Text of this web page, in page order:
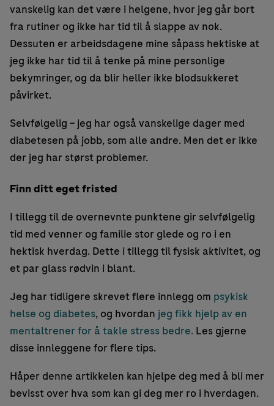
vanskelig kan det være i helgene, hvor jeg går bort
fra rutiner og ikke har tid til å slappe av nok.
Dessuten er arbeidsdagene mine såpass hektiske at
jeg ikke har tid til å tenke på mine personlige
bekymringer, og da blir heller ikke blodsukkeret
påvirket.
Selvfølgelig – jeg har også vanskelige dager med
diabetesen på jobb, som alle andre. Men det er ikke
der jeg har størst problemer.
Finn ditt eget fristed
I tillegg til de overnevnte punktene gir selvfølgelig
tid med venner og familie stor glede og ro i en
hektisk hverdag. Dette i tillegg til fysisk aktivitet, og
et par glass rødvin i blant.
Jeg har tidligere skrevet flere innlegg om psykisk
helse og diabetes, og hvordan jeg fikk hjelp av en
mentaltrener for å takle stress bedre. Les gjerne
disse innleggene for flere tips.
Håper denne artikkelen kan hjelpe deg med å bli mer
bevisst over hva som kan gi deg mer ro i hverdagen.